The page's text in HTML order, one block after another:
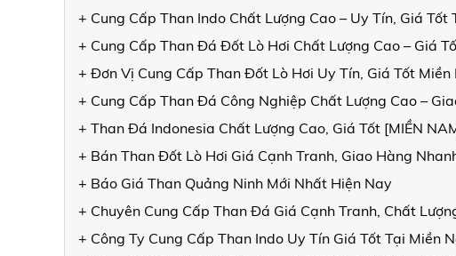
+ Cung Cấp Than Indo Chất Lượng Cao – Uy Tín, Giá Tốt
+ Cung Cấp Than Đá Đốt Lò Hơi Chất Lượng Cao – Giá
+ Đơn Vị Cung Cấp Than Đốt Lò Hơi Uy Tín, Giá Tốt Miền
+ Cung Cấp Than Đá Công Nghiệp Chất Lượng Cao –
+ Than Đá Indonesia Chất Lượng Cao, Giá Tốt [MIỀN
+ Bán Than Đốt Lò Hơi Giá Cạnh Tranh, Giao Hàng
+ Báo Giá Than Quảng Ninh Mới Nhất Hiện Nay
+ Chuyên Cung Cấp Than Đá Giá Cạnh Tranh, Chất
+ Công Ty Cung Cấp Than Indo Uy Tín Giá Tốt Tại Miền